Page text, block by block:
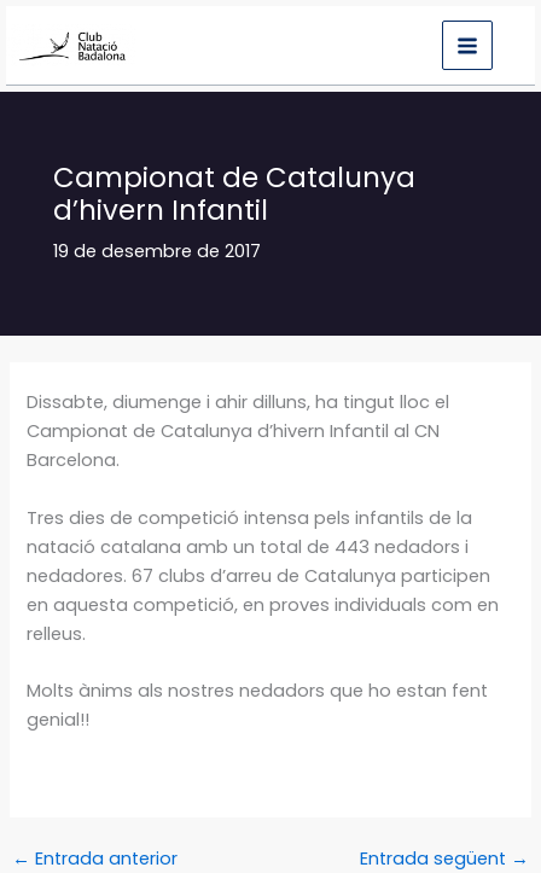
Campionat de Catalunya
d’hivern Infantil
19 de desembre de 2017
Dissabte, diumenge i ahir dilluns, ha tingut lloc el
Campionat de Catalunya d’hivern Infantil al CN
Barcelona.
Tres dies de competició intensa pels infantils de la
natació catalana amb un total de 443 nedadors i
nedadores. 67 clubs d’arreu de Catalunya participen
en aquesta competició, en proves individuals com en
relleus.
Molts ànims als nostres nedadors que ho estan fent
genial!!
← Entrada anterior Entrada següent →